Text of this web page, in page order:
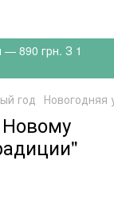
— 890 грн. З 1
год Новогодняя